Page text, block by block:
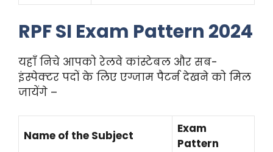
RPFSI Exam Pattern 2024
यहाँ निचे आपको रेलवे कांस्टेबल और सब-
इंस्पेक्टर पदों के लिए एग्जाम पैटर्न देखने को मिल
जायेंगे –
Name of the Subject
Exam
Pattern